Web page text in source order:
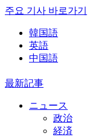
주요 기사 바로가기
韓国語
英語
中国語
最新記事
ニュース
政治
経済